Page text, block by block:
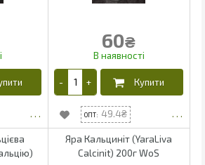
60₴
49.4
Яра Кальциніт (YaraLiva
Calcinit) 200г WoS